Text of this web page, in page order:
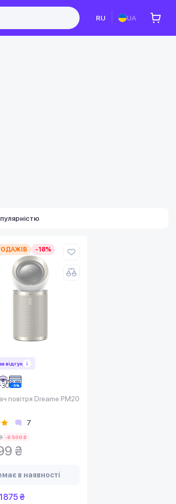
RU UA
-18%
відгук
повітря Dreame PM20
7
-8 500 ₴
₴
в наявності
1875 ₴